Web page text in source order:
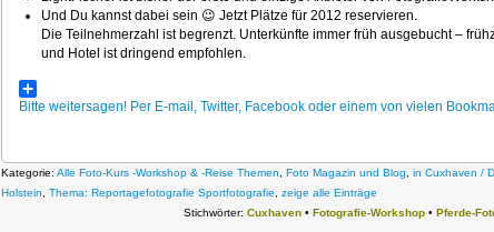
Und Du kannst dabei sein 😉 Jetzt Plätze für 2012 reservieren.
Die Teilnehmerzahl ist begrenzt. Unterkünfte immer früh ausgebucht –
und Hotel ist dringend empfohlen.
Bitte weitersagen! Per E-mail, Twitter, Facebook oder einem von vielen
Kategorie: Alle Foto-Kurs -Workshop & -Reise Themen Foto Magazin und Blog in Cuxhaven /
Holstein
Thema: Reportagefotografie Sportfotografie
zeige alle Einträge
Stichwörter: Cuxhaven • Fotografie-Workshop • Pferde-